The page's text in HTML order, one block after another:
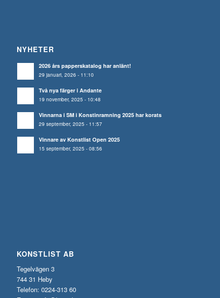
NYHETER
2026 års papperskatalog har anlänt!
29 januari, 2026 - 11:10
Två nya färger i Andante
19 november, 2025 - 10:48
Vinnarna i SM i Konstinramning 2025 har korats
29 september, 2025 - 11:57
Vinnare av Konstlist Open 2025
15 september, 2025 - 08:56
KONSTLIST AB
Tegelvägen 3
744 31 Heby
Telefon: 0224-313 60